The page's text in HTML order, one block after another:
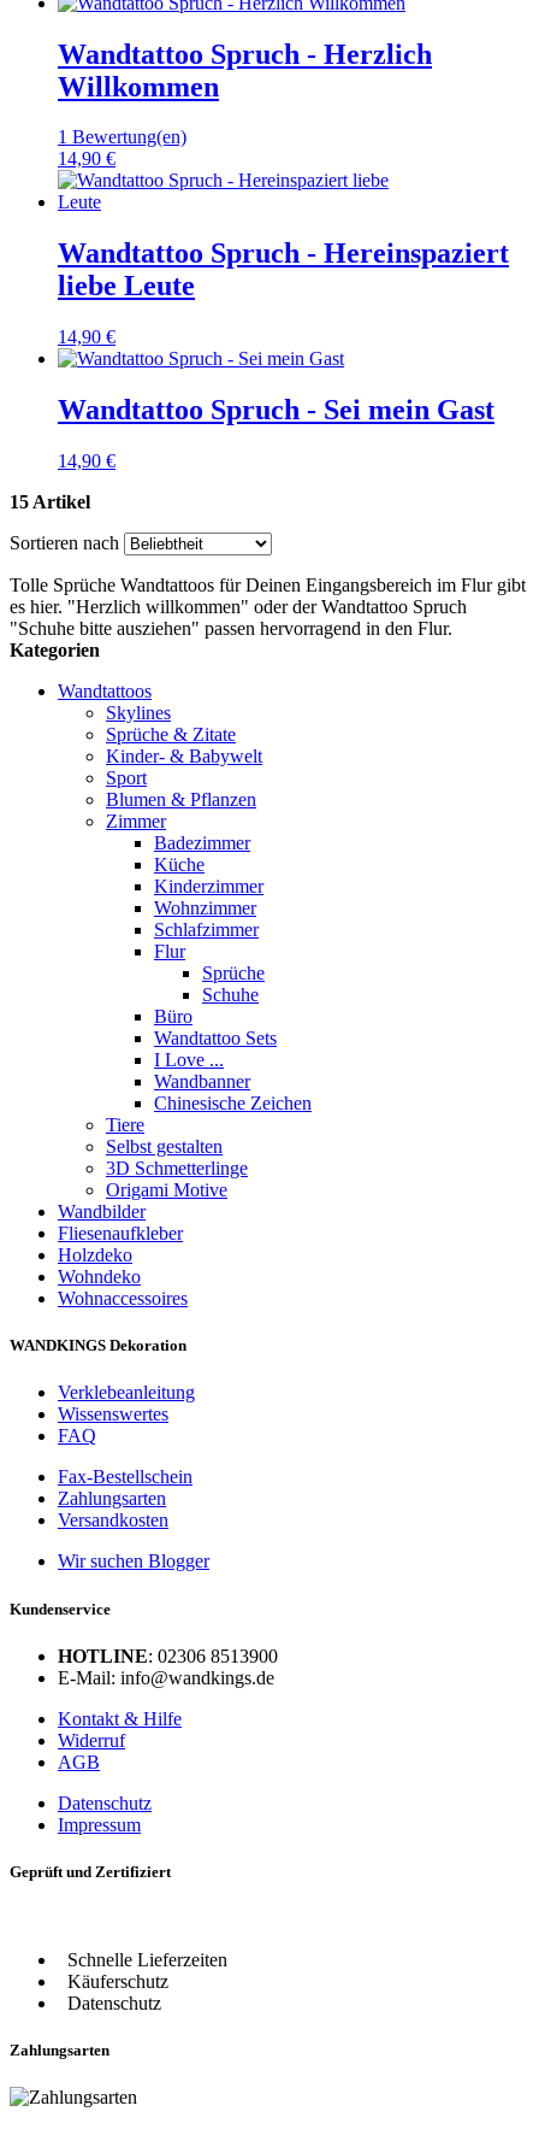
Wandtattoo Spruch - Herzlich
Willkommen
1 Bewertung(en)
14,90 €
Wandtattoo Spruch - Hereinspaziert
liebe Leute
14,90 €
Wandtattoo Spruch - Sei mein Gast
14,90 €
15 Artikel
Sortieren nach
Tolle Sprüche Wandtattoos für Deinen Eingangsbereich im Flur gibt
es hier. "Herzlich willkommen" oder der Wandtattoo Spruch
"Schuhe bitte ausziehen" passen hervorragend in den Flur.
Kategorien
Wandtattoos
Skylines
Sprüche & Zitate
Kinder- & Babywelt
Sport
Blumen & Pflanzen
Zimmer
Badezimmer
Küche
Kinderzimmer
Wohnzimmer
Schlafzimmer
Flur
Sprüche
Schuhe
Büro
Wandtattoo Sets
I Love ...
Wandbanner
Chinesische Zeichen
Tiere
Selbst gestalten
3D Schmetterlinge
Origami Motive
Wandbilder
Fliesenaufkleber
Holzdeko
Wohndeko
Wohnaccessoires
WANDKINGS Dekoration
Verklebeanleitung
Wissenswertes
FAQ
Fax-Bestellschein
Zahlungsarten
Versandkosten
Wir suchen Blogger
Kundenservice
HOTLINE: 02306 8513900
E-Mail: info@wandkings.de
Kontakt & Hilfe
Widerruf
AGB
Datenschutz
Impressum
Geprüft und Zertifiziert
Schnelle Lieferzeiten
Käuferschutz
Datenschutz
Zahlungsarten